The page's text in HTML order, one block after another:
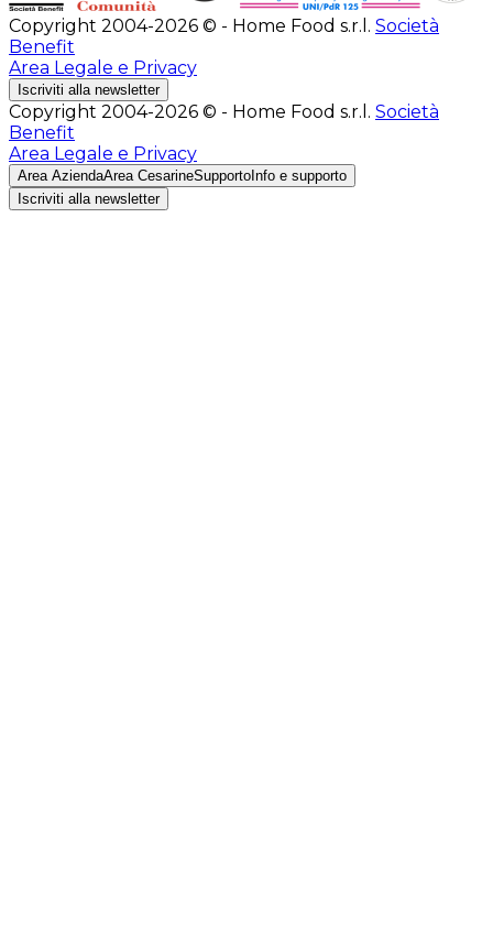
Copyright 2004-2026 © - Home Food s.r.l. Società
Benefit
Area Legale e Privacy
Iscriviti alla newsletter
Copyright 2004-2026 © - Home Food s.r.l. Società
Benefit
Area Legale e Privacy
Area AziendaArea CesarineSupporto Info e supporto
Iscriviti alla newsletter